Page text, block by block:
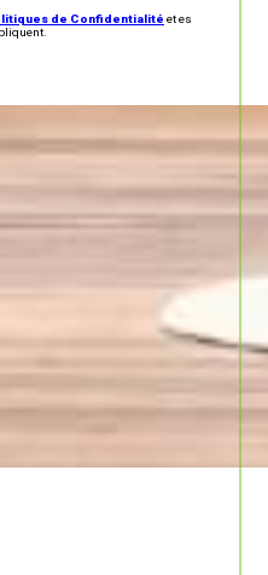
de Confidentialité et es